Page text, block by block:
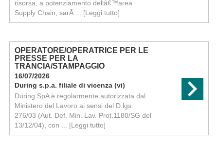
risorsa, a potenziamento dellâ€™area
Supply Chain, sarÃ ... [Leggi tutto]
OPERATORE/OPERATRICE PER LE
PRESSE PER LA
TRANCIA/STAMPAGGIO
16/07/2026
During s.p.a. filiale di vicenza (vi)
During SpA è regolarmente autorizzata dal
Ministero del Lavoro ai sensi del D.lgs.
276/03 (Aut. Def. Min. Lav. Prot.1180/SG del
13/12/04), con ... [Leggi tutto]